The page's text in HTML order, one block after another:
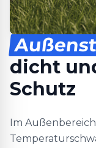
dicht
Schutz
Im